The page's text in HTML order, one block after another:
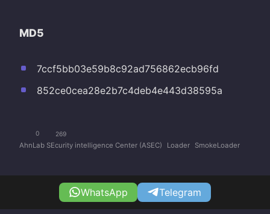
MD5
7ccf5bb03e59b8c92ad756862ecb96fd
852ce0cea28e2b7c4deb4e443d38595a
0 269
AhnLab SEcurity intelligence Center (ASEC) Loader SmokeLoader
WhatsApp Telegram